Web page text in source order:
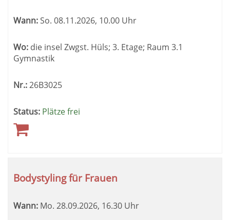
Wann:So. 08.11.2026, 10.00 Uhr
Wo: die insel Zwgst. Hüls; 3. Etage; Raum 3.1
Gymnastik
Nr.:26B3025
Status: Plätze frei
Bodystyling für Frauen
Wann: Mo. 28.09.2026, 16.30 Uhr